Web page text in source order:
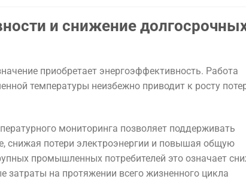
и снижение
приобретает энергоэффективность. Работа
температуры неизбежно приводит к росту
мониторинга позволяет поддерживать
снижая потери электроэнергии и повышая общую
промышленных потребителей это означает
затраты на протяжении всего жизненного цикла